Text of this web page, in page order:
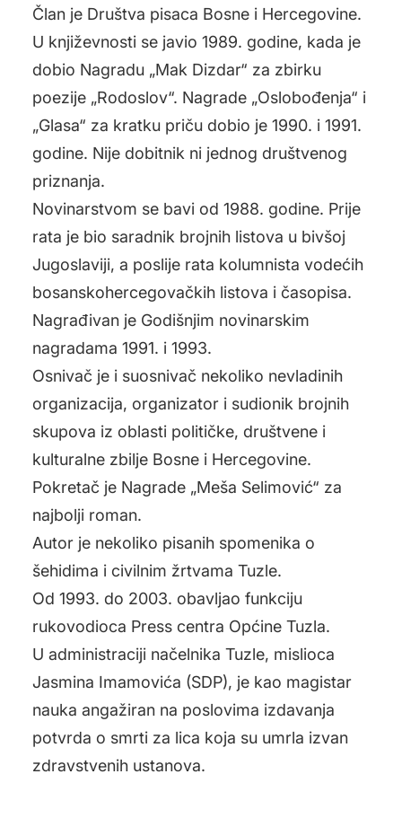
Član je Društva pisaca Bosne i Hercegovine.
U književnosti se javio 1989. godine, kada je
dobio Nagradu „Mak Dizdar“ za zbirku
poezije „Rodoslov“. Nagrade „Oslobođenja“ i
„Glasa“ za kratku priču dobio je 1990. i 1991.
godine. Nije dobitnik ni jednog društvenog
priznanja.
Novinarstvom se bavi od 1988. godine. Prije
rata je bio saradnik brojnih listova u bivšoj
Jugoslaviji, a poslije rata kolumnista vodećih
bosanskohercegovačkih listova i časopisa.
Nagrađivan je Godišnjim novinarskim
nagradama 1991. i 1993.
Osnivač je i suosnivač nekoliko nevladinih
organizacija, organizator i sudionik brojnih
skupova iz oblasti političke, društvene i
kulturalne zbilje Bosne i Hercegovine.
Pokretač je Nagrade „Meša Selimović“ za
najbolji roman.
Autor je nekoliko pisanih spomenika o
šehidima i civilnim žrtvama Tuzle.
Od 1993. do 2003. obavljao funkciju
rukovodioca Press centra Općine Tuzla.
U administraciji načelnika Tuzle, mislioca
Jasmina Imamovića (SDP), je kao magistar
nauka angažiran na poslovima izdavanja
potvrda o smrti za lica koja su umrla izvan
zdravstvenih ustanova.